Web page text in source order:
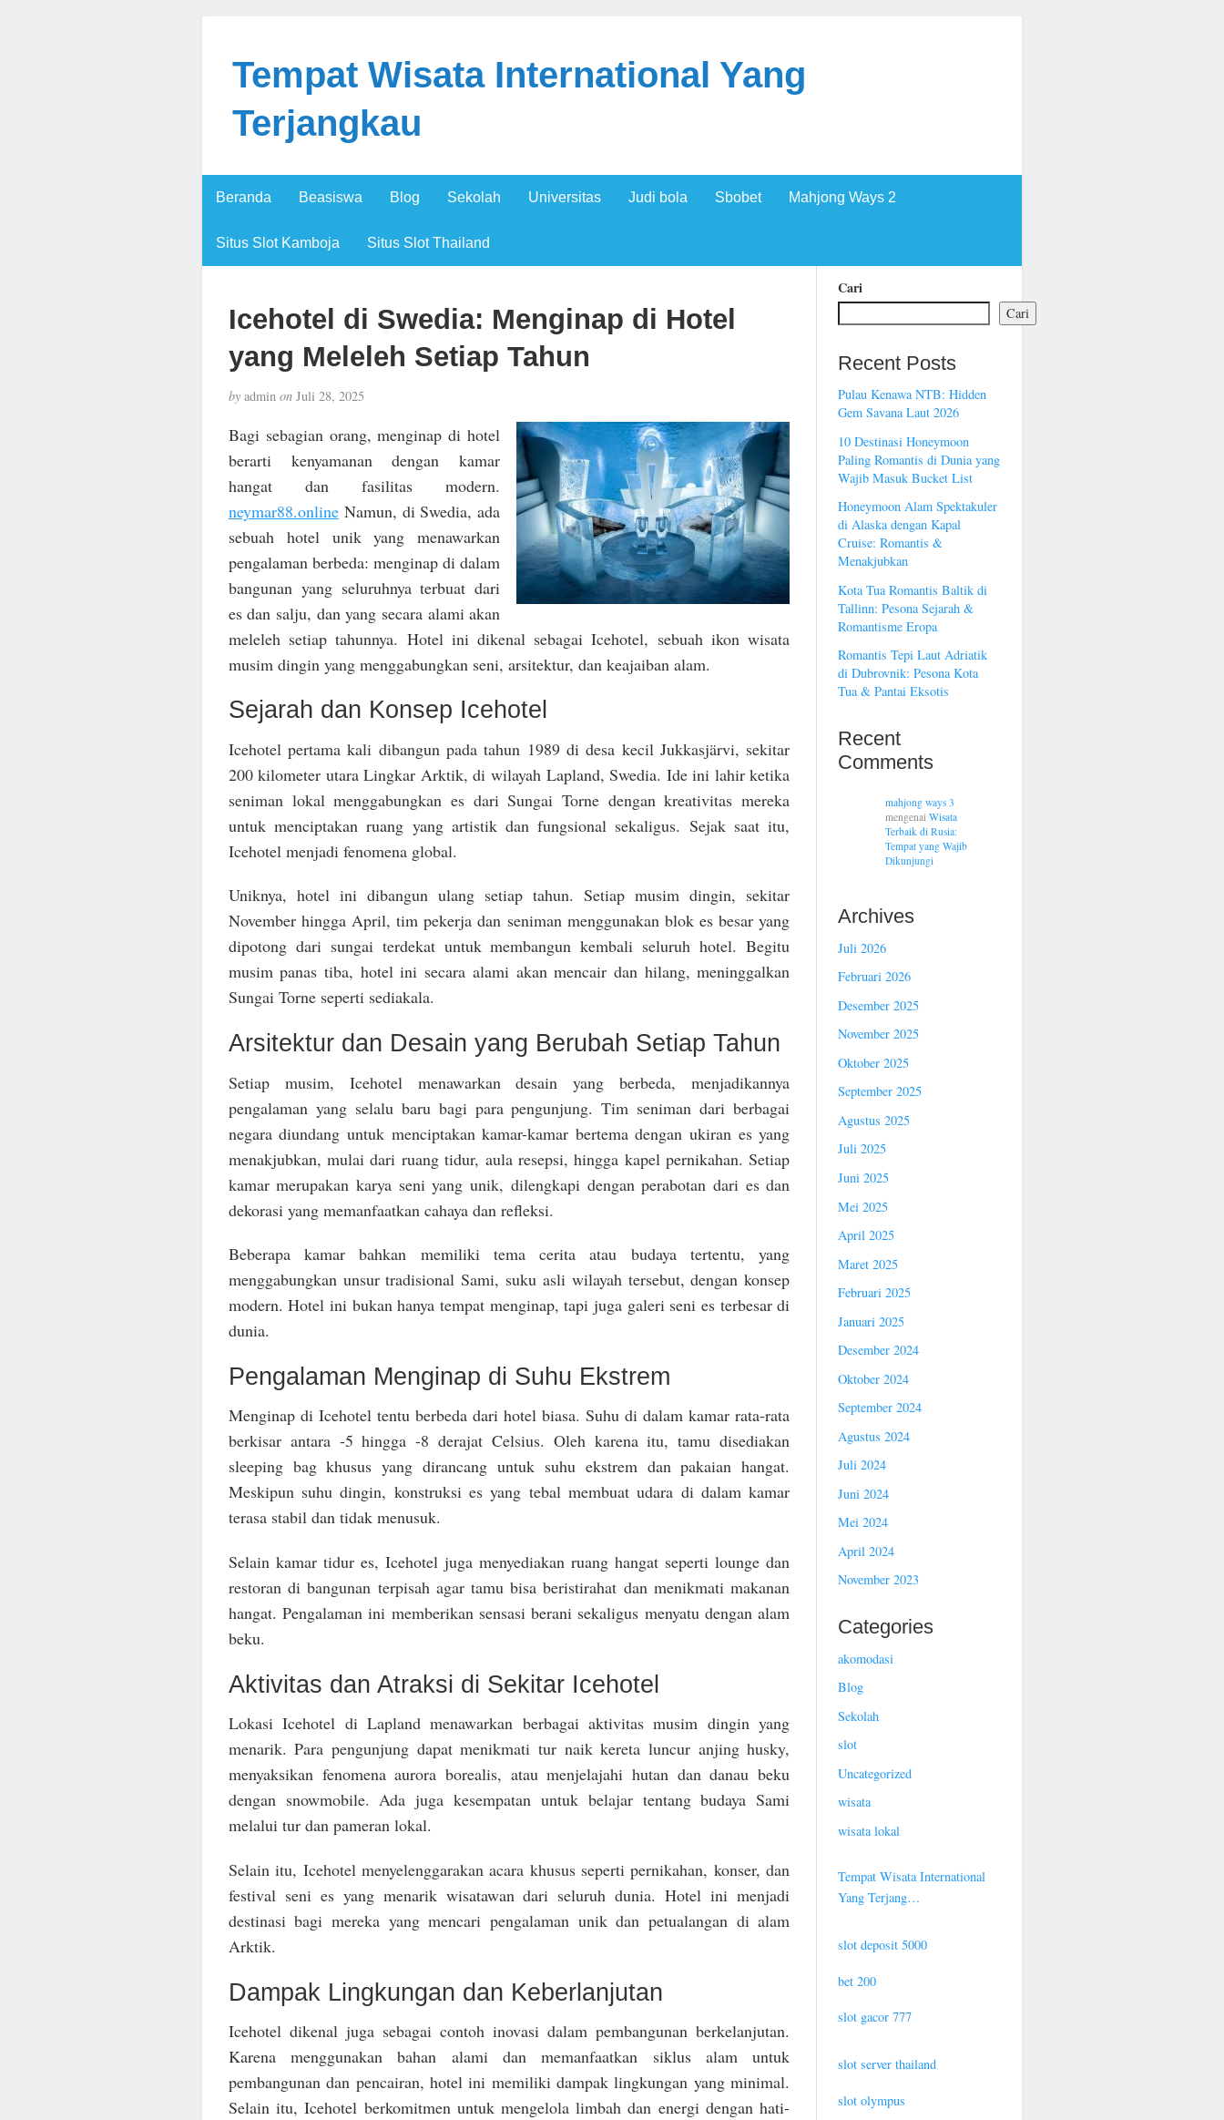
Tempat Wisata International Yang
Terjangkau
Beranda Beasiswa Blog Sekolah Universitas Judi bola Sbobet Mahjong Ways 2
Situs Slot Kamboja Situs Slot Thailand
Icehotel di Swedia: Menginap di Hotel
yang Meleleh Setiap Tahun
byadmin onJuli 28, 2025
Bagi sebagian orang, menginap di hotel
berarti kenyamanan dengan kamar
hangat dan fasilitas modern.
neymar88.onlineNamun, di Swedia, ada
sebuah hotel unik yang menawarkan
pengalaman berbeda: menginap di dalam
bangunan yang seluruhnya terbuat dari
es dan salju, dan yang secara alami akan
meleleh setiap tahunnya. Hotel ini dikenal sebagai Icehotel, sebuah ikon wisata
musim dingin yang menggabungkan seni, arsitektur, dan keajaiban alam.
Sejarah dan Konsep Icehotel
Icehotel pertama kali dibangun pada tahun 1989 di desa kecil Jukkasjärvi, sekitar
200 kilometer utara Lingkar Arktik, di wilayah Lapland, Swedia. Ide ini lahir ketika
seniman lokal menggabungkan es dari Sungai Torne dengan kreativitas mereka
untuk menciptakan ruang yang artistik dan fungsional sekaligus. Sejak saat itu,
Icehotel menjadi fenomena global.
Uniknya, hotel ini dibangun ulang setiap tahun. Setiap musim dingin, sekitar
November hingga April, tim pekerja dan seniman menggunakan blok es besar yang
dipotong dari sungai terdekat untuk membangun kembali seluruh hotel. Begitu
musim panas tiba, hotel ini secara alami akan mencair dan hilang, meninggalkan
Sungai Torne seperti sediakala.
Arsitektur dan Desain yang Berubah Setiap Tahun
Setiap musim, Icehotel menawarkan desain yang berbeda, menjadikannya
pengalaman yang selalu baru bagi para pengunjung. Tim seniman dari berbagai
negara diundang untuk menciptakan kamar-kamar bertema dengan ukiran es yang
menakjubkan, mulai dari ruang tidur, aula resepsi, hingga kapel pernikahan. Setiap
kamar merupakan karya seni yang unik, dilengkapi dengan perabotan dari es dan
dekorasi yang memanfaatkan cahaya dan refleksi.
Beberapa kamar bahkan memiliki tema cerita atau budaya tertentu, yang
menggabungkan unsur tradisional Sami, suku asli wilayah tersebut, dengan konsep
modern. Hotel ini bukan hanya tempat menginap, tapi juga galeri seni es terbesar di
dunia.
Pengalaman Menginap di Suhu Ekstrem
Menginap di Icehotel tentu berbeda dari hotel biasa. Suhu di dalam kamar rata-rata
berkisar antara -5 hingga -8 derajat Celsius. Oleh karena itu, tamu disediakan
sleeping bag khusus yang dirancang untuk suhu ekstrem dan pakaian hangat.
Meskipun suhu dingin, konstruksi es yang tebal membuat udara di dalam kamar
terasa stabil dan tidak menusuk.
Selain kamar tidur es, Icehotel juga menyediakan ruang hangat seperti lounge dan
restoran di bangunan terpisah agar tamu bisa beristirahat dan menikmati makanan
hangat. Pengalaman ini memberikan sensasi berani sekaligus menyatu dengan alam
beku.
Aktivitas dan Atraksi di Sekitar Icehotel
Lokasi Icehotel di Lapland menawarkan berbagai aktivitas musim dingin yang
menarik. Para pengunjung dapat menikmati tur naik kereta luncur anjing husky,
menyaksikan fenomena aurora borealis, atau menjelajahi hutan dan danau beku
dengan snowmobile. Ada juga kesempatan untuk belajar tentang budaya Sami
melalui tur dan pameran lokal.
Selain itu, Icehotel menyelenggarakan acara khusus seperti pernikahan, konser, dan
festival seni es yang menarik wisatawan dari seluruh dunia. Hotel ini menjadi
destinasi bagi mereka yang mencari pengalaman unik dan petualangan di alam
Arktik.
Dampak Lingkungan dan Keberlanjutan
Icehotel dikenal juga sebagai contoh inovasi dalam pembangunan berkelanjutan.
Karena menggunakan bahan alami dan memanfaatkan siklus alam untuk
pembangunan dan pencairan, hotel ini memiliki dampak lingkungan yang minimal.
Selain itu, Icehotel berkomitmen untuk mengelola limbah dan energi dengan hati-
Cari
Cari
Recent Posts
Pulau Kenawa NTB: Hidden
Gem Savana Laut 2026
10 Destinasi Honeymoon
Paling Romantis di Dunia yang
Wajib Masuk Bucket List
Honeymoon Alam Spektakuler
di Alaska dengan Kapal
Cruise: Romantis &
Menakjubkan
Kota Tua Romantis Baltik di
Tallinn: Pesona Sejarah &
Romantisme Eropa
Romantis Tepi Laut Adriatik
di Dubrovnik: Pesona Kota
Tua & Pantai Eksotis
Recent
Comments
mahjong ways 3
mengenai Wisata
Terbaik di Rusia:
Tempat yang Wajib
Dikunjungi
Archives
Juli 2026
Februari 2026
Desember 2025
November 2025
Oktober 2025
September 2025
Agustus 2025
Juli 2025
Juni 2025
Mei 2025
April 2025
Maret 2025
Februari 2025
Januari 2025
Desember 2024
Oktober 2024
September 2024
Agustus 2024
Juli 2024
Juni 2024
Mei 2024
April 2024
November 2023
Categories
akomodasi
Blog
Sekolah
slot
Uncategorized
wisata
wisata lokal
Tempat Wisata International
Yang Terjang…
slot deposit 5000
bet 200
slot gacor 777
slot server thailand
slot olympus